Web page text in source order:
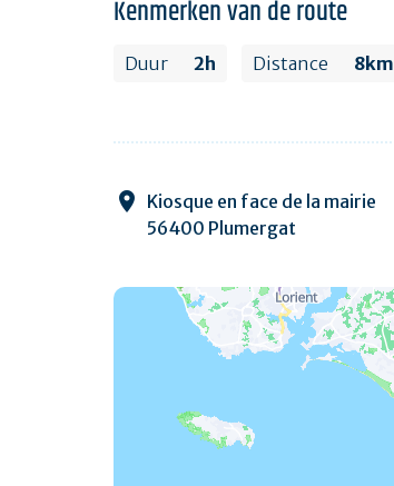
Kenmerken van de route
Duur 2h Distance 8km
Kiosque en face de la mairie
56400 Plumergat